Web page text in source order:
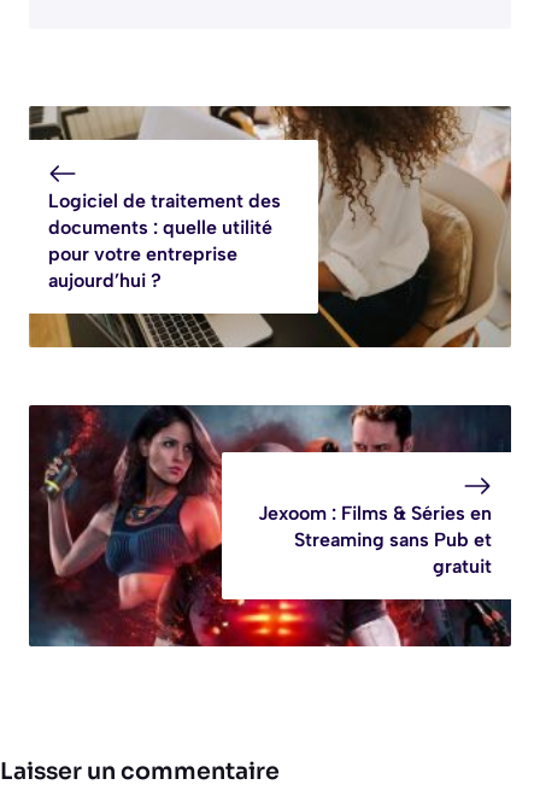
Logiciel de traitement des
documents : quelle utilité
pour votre entreprise
aujourd’hui ?
Jexoom : Films & Séries en
Streaming sans Pub et
gratuit
Laisser un commentaire